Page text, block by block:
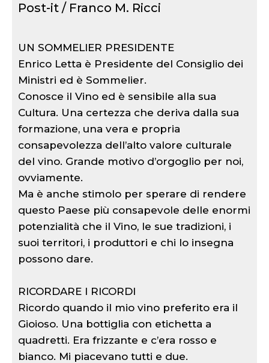
Post-it / Franco M. Ricci
UN SOMMELIER PRESIDENTE
Enrico Letta è Presidente del Consiglio dei
Ministri ed è Sommelier.
Conosce il Vino ed è sensibile alla sua
Cultura. Una certezza che deriva dalla sua
formazione, una vera e propria
consapevolezza dell’alto valore culturale
del vino. Grande motivo d’orgoglio per noi,
ovviamente.
Ma è anche stimolo per sperare di rendere
questo Paese più consapevole delle enormi
potenzialità che il Vino, le sue tradizioni, i
suoi territori, i produttori e chi lo insegna
possono dare.
RICORDARE I RICORDI
Ricordo quando il mio vino preferito era il
Gioioso. Una bottiglia con etichetta a
quadretti. Era frizzante e c’era rosso e
bianco. Mi piacevano tutti e due.